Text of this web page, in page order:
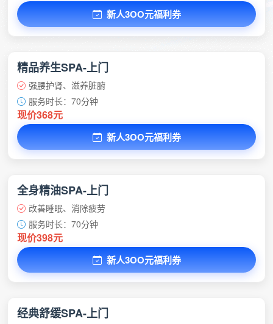
新人3OO元福利券
精品养生SPA-上门
强腰护肾、滋养脏腑
服务时长：70分钟
现价368元
新人3OO元福利券
全身精油SPA-上门
改善睡眠、消除疲劳
服务时长：70分钟
现价398元
新人3OO元福利券
经典舒缓SPA-上门